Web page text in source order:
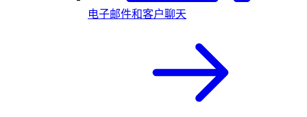
电子邮件和客户聊天